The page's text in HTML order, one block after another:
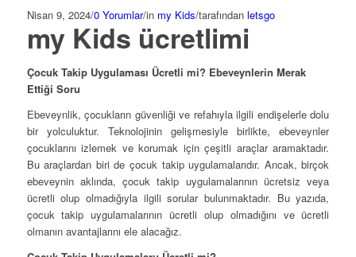
Nisan 9, 2024/0 Yorumlar/in my Kids/tarafından letsgo
my Kids ücretlimi
Çocuk Takip Uygulaması Ücretli mi? Ebeveynlerin Merak
Ettiği Soru
Ebeveynlik, çocukların güvenliği ve refahıyla ilgili endişelerle dolu
bir yolculuktur. Teknolojinin gelişmesiyle birlikte, ebeveynler
çocuklarını izlemek ve korumak için çeşitli araçlar aramaktadır.
Bu araçlardan biri de çocuk takip uygulamalarıdır. Ancak, birçok
ebeveynin aklında, çocuk takip uygulamalarının ücretsiz veya
ücretli olup olmadığıyla ilgili sorular bulunmaktadır. Bu yazıda,
çocuk takip uygulamalarının ücretli olup olmadığını ve ücretli
olmanın avantajlarını ele alacağız.